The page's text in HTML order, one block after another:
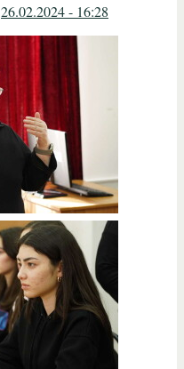
26.02.2024 - 16:28